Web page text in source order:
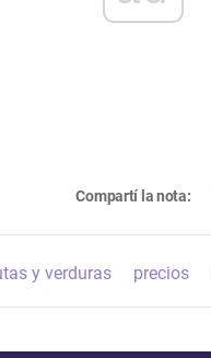
Compartí la nota:
y verduras precios